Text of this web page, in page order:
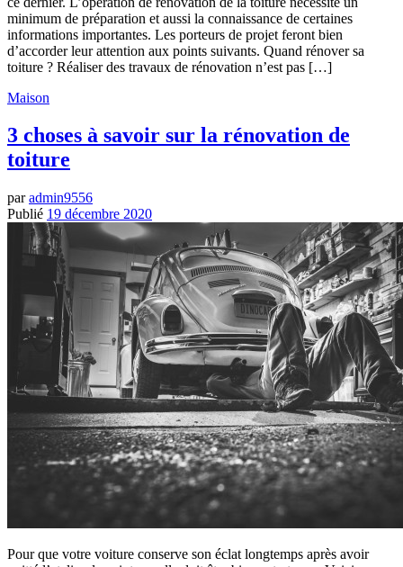
minimum de préparation et aussi la connaissance de certaines
informations importantes. Les porteurs de projet feront bien
d’accorder leur attention aux points suivants. Quand rénover sa
toiture ? Réaliser des travaux de rénovation n’est pas […]
Maison
3 choses à savoir sur la rénovation de
toiture
paradmin9556
Publié 19 décembre 2020
Pour que votre voiture conserve son éclat longtemps après avoir